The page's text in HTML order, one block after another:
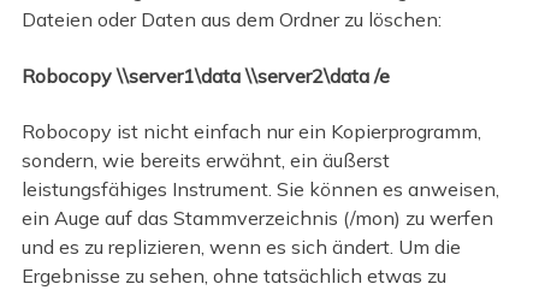
Dateien oder Daten aus dem Ordner zu löschen:
Robocopy \\server1\data \\server2\data /e
Robocopy ist nicht einfach nur ein Kopierprogramm,
sondern, wie bereits erwähnt, ein äußerst
leistungsfähiges Instrument. Sie können es anweisen,
ein Auge auf das Stammverzeichnis (/mon) zu werfen
und es zu replizieren, wenn es sich ändert. Um die
Ergebnisse zu sehen, ohne tatsächlich etwas zu